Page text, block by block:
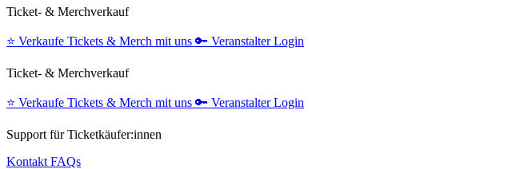
Ticket- & Merchverkauf
⭐️ Verkaufe Tickets & Merch mit uns 🔑 Veranstalter Login
Ticket- & Merchverkauf
⭐️ Verkaufe Tickets & Merch mit uns 🔑 Veranstalter Login
Support für Ticketkäufer:innen
Kontakt FAQs